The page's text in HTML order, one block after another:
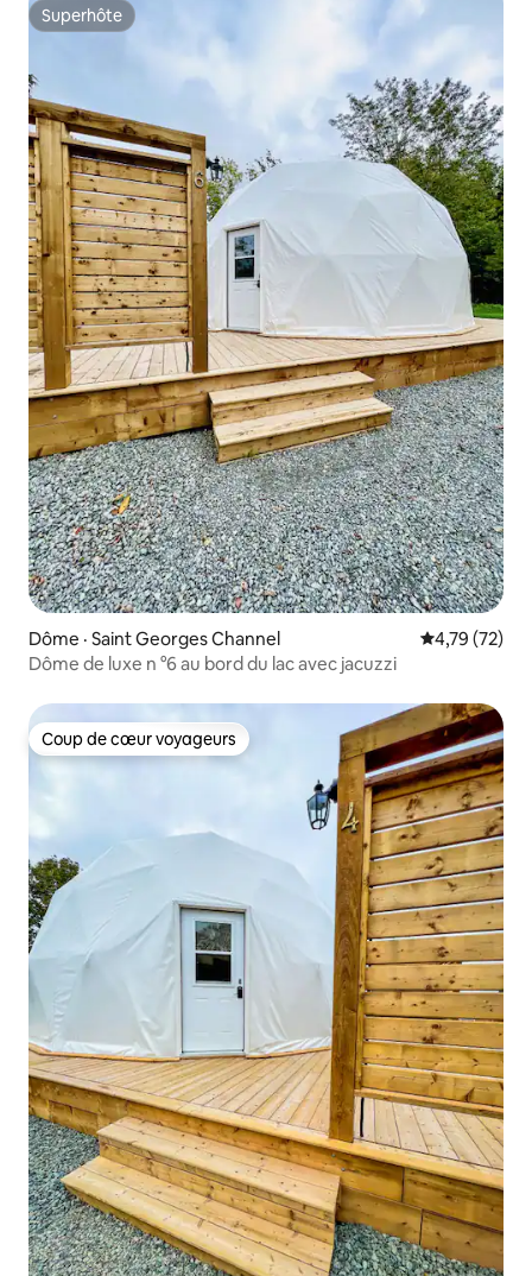
Superhôte
Superhôte
Dôme · Saint Georges Channel Note
4,79 (72)
Dôme de luxe n °6 au bord du lac avec jacuzzi
Coup de cœur voyageurs
Coup de cœur voyageurs